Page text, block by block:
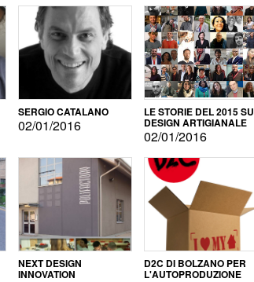
SERGIO CATALANO
02/01/2016
LE STORIE DEL 2015 SU
DESIGN ARTIGIANALE
02/01/2016
NEXT DESIGN
INNOVATION
D2C DI BOLZANO PER
L'AUTOPRODUZIONE